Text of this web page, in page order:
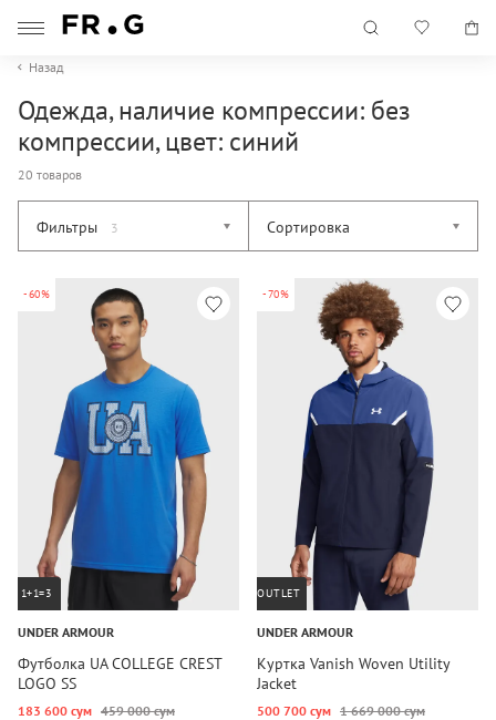
Назад
Одежда, наличие компрессии: без
компрессии, цвет: синий
20 товаров
Фильтры 3 Сортировка
-60%
1+1=3
UNDER ARMOUR
Футболка UA COLLEGE CREST
LOGO SS
183 600 сум 459 000 сум
-70%
OUTLET
UNDER ARMOUR
Куртка Vanish Woven Utility
Jacket
500 700 сум 1 669 000 сум